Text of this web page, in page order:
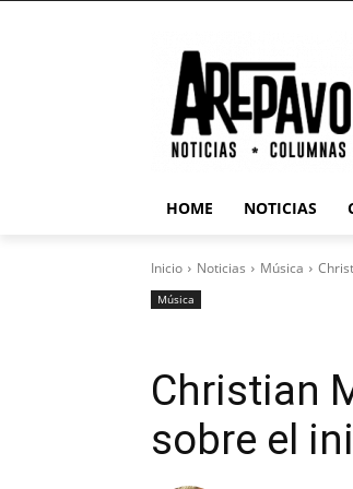
HOME NOTICIAS
Inicio Noticias Música
Música
Christian
sobre el